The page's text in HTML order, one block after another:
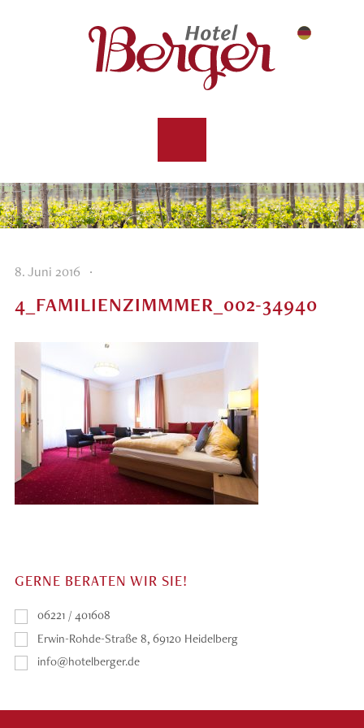
8. Juni 2016 ·
4_FAMILIENZIMMMER_002-34940
GERNE BERATEN WIR SIE!
06221 / 401608
Erwin-Rohde-Straße 8, 69120 Heidelberg
info@hotelberger.de